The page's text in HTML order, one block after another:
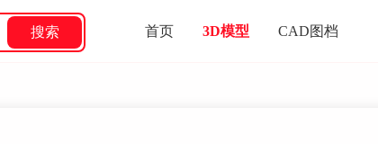
搜索 首页 3D模型 CAD图档